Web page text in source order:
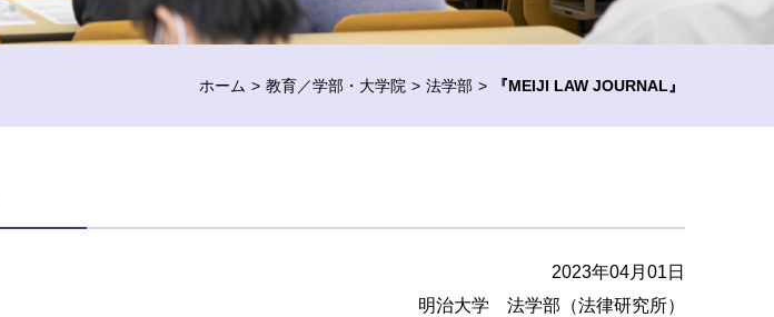
ホーム 教育／学部・大学院 法学部 『MEIJI LAW JOURNAL』
2023年04月01日
明治大学 法学部（法律研究所）